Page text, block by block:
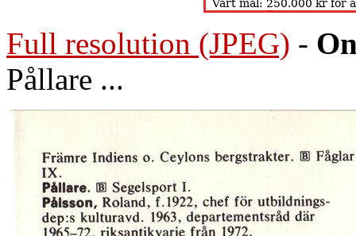
Full resolution (JPEG) -
Pållare ...